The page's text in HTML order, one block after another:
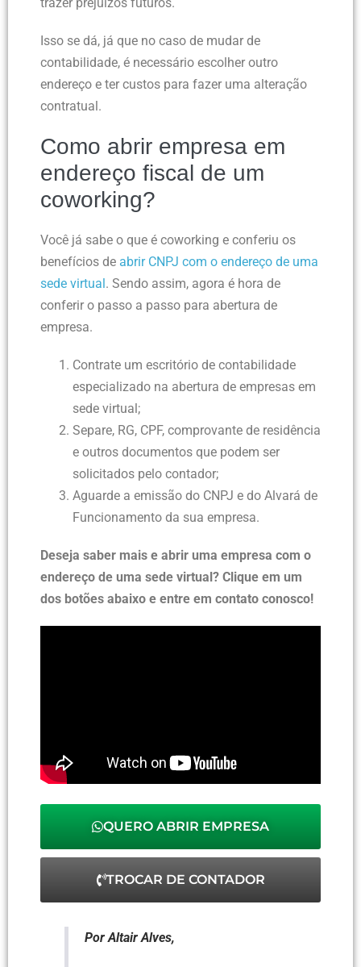
trazer prejuízos futuros.
Isso se dá, já que no caso de mudar de
contabilidade, é necessário escolher outro
endereço e ter custos para fazer uma alteração
contratual.
Como abrir empresa em
endereço fiscal de um
coworking?
Você já sabe o que é coworking e conferiu os
benefícios de abrir CNPJ com o endereço de uma
sede virtual . Sendo assim, agora é hora de
conferir o passo a passo para abertura de
empresa.
Contrate um escritório de contabilidade
especializado na abertura de empresas em
sede virtual;
Separe, RG, CPF, comprovante de residência
e outros documentos que podem ser
solicitados pelo contador;
Aguarde a emissão do CNPJ e do Alvará de
Funcionamento da sua empresa.
Deseja saber mais e abrir uma empresa com o
endereço de uma sede virtual? Clique em um
dos botões abaixo e entre em contato conosco!
QUERO ABRIR EMPRESA
TROCAR DE CONTADOR
Por Altair Alves,